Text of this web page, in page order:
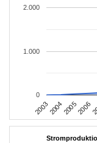
2003200420052006
0
1.000
2.000